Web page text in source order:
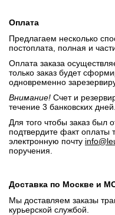
Оплата
Предлагаем несколько
постоплата, полная и
Оплата заказа
только заказ будет
одновременно
Внимание! Счет и
течение 3 банковских дней.
Для того чтобы заказ был
подтвердите факт оплаты
электронную почту
поручения.
Доставка по Москве и
Мы доставляем заказы
курьерской службой.